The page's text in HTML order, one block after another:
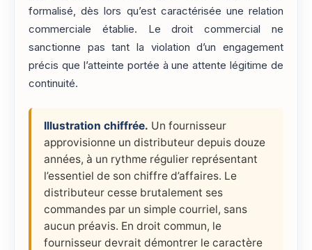
formalisé, dès lors qu’est caractérisée une relation
commerciale établie. Le droit commercial ne
sanctionne pas tant la violation d’un engagement
précis que l’atteinte portée à une attente légitime de
continuité.
Illustration chiffrée. Un fournisseur
approvisionne un distributeur depuis douze
années, à un rythme régulier représentant
l’essentiel de son chiffre d’affaires. Le
distributeur cesse brutalement ses
commandes par un simple courriel, sans
aucun préavis. En droit commun, le
fournisseur devrait démontrer le caractère